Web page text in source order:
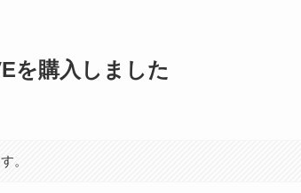
を購入しました
。